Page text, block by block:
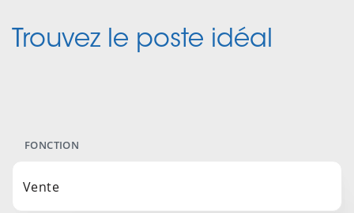
Trouvez le poste idéal
FONCTION
Vente